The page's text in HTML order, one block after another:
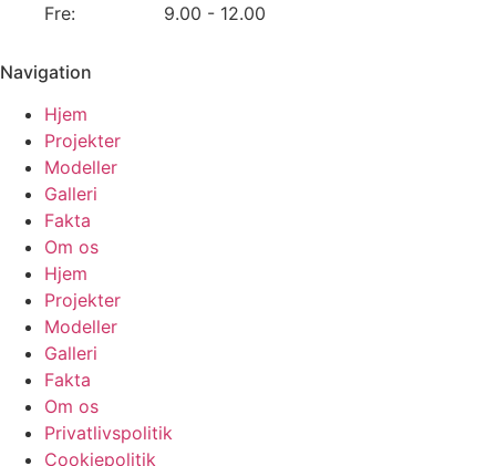
Fre: 9.00 - 12.00
Navigation
Hjem
Projekter
Modeller
Galleri
Fakta
Om os
Hjem
Projekter
Modeller
Galleri
Fakta
Om os
Privatlivspolitik
Cookiepolitik